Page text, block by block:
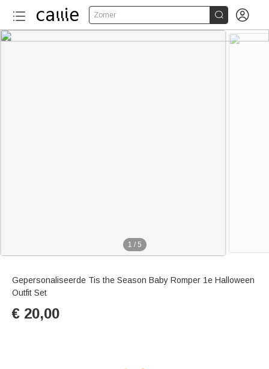
Zomer  
1 / 5
Gepersonaliseerde Tis the Season Baby Romper 1e Halloween
Outfit Set
€ 20,00